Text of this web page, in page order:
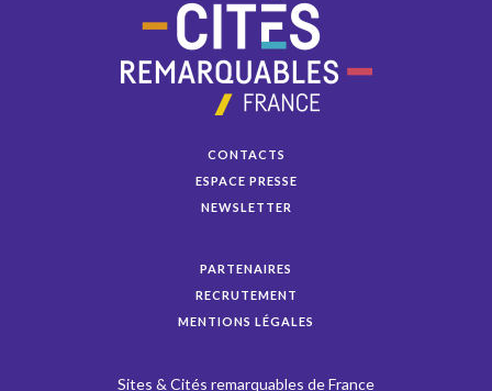
CONTACTS
ESPACE PRESSE
NEWSLETTER
PARTENAIRES
RECRUTEMENT
MENTIONS LÉGALES
Sites & Cités remarquables de France